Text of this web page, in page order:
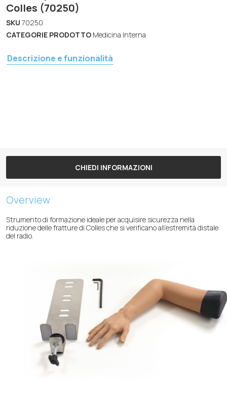
Colles (70250)
SKU 70250
CATEGORIE PRODOTTO Medicina Interna
Descrizione e funzionalità
CHIEDI INFORMAZIONI
Overview
Strumento di formazione ideale per acquisire sicurezza nella
riduzione delle fratture di Colles che si verificano all’estremità distale
del radio.